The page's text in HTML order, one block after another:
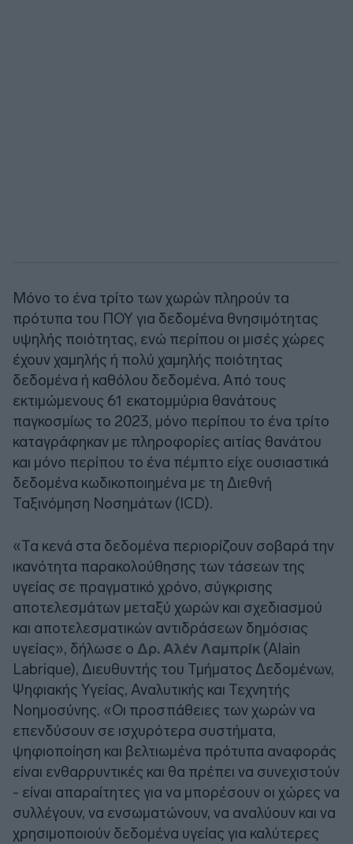
Μόνο το ένα τρίτο των χωρών πληρούν τα
πρότυπα του ΠΟΥ για δεδομένα θνησιμότητας
υψηλής ποιότητας, ενώ περίπου οι μισές χώρες
έχουν χαμηλής ή πολύ χαμηλής ποιότητας
δεδομένα ή καθόλου δεδομένα. Από τους
εκτιμώμενους 61 εκατομμύρια θανάτους
παγκοσμίως το 2023, μόνο περίπου το ένα τρίτο
καταγράφηκαν με πληροφορίες αιτίας θανάτου
και μόνο περίπου το ένα πέμπτο είχε ουσιαστικά
δεδομένα κωδικοποιημένα με τη Διεθνή
Ταξινόμηση Νοσημάτων (ICD).
«Τα κενά στα δεδομένα περιορίζουν σοβαρά την
ικανότητα παρακολούθησης των τάσεων της
υγείας σε πραγματικό χρόνο, σύγκρισης
αποτελεσμάτων μεταξύ χωρών και σχεδιασμού
και αποτελεσματικών αντιδράσεων δημόσιας
υγείας», δήλωσε ο Δρ. Αλέν Λαμπρίκ (Alain
Labrique), Διευθυντής του Τμήματος Δεδομένων,
Ψηφιακής Υγείας, Αναλυτικής και Τεχνητής
Νοημοσύνης. «Οι προσπάθειες των χωρών να
επενδύσουν σε ισχυρότερα συστήματα,
ψηφιοποίηση και βελτιωμένα πρότυπα αναφοράς
είναι ενθαρρυντικές και θα πρέπει να συνεχιστούν
- είναι απαραίτητες για να μπορέσουν οι χώρες να
συλλέγουν, να ενσωματώνουν, να αναλύουν και να
χρησιμοποιούν δεδομένα υγείας για καλύτερες